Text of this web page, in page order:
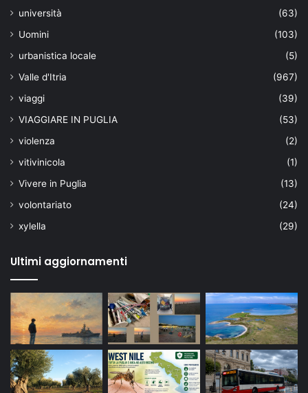
università
(63)
Uomini
(103)
urbanistica locale
(5)
Valle d'Itria
(967)
viaggi
(39)
VIAGGIARE IN PUGLIA
(53)
violenza
(2)
vitivinicola
(1)
Vivere in Puglia
(13)
volontariato
(24)
xylella
(29)
Ultimi aggiornamenti